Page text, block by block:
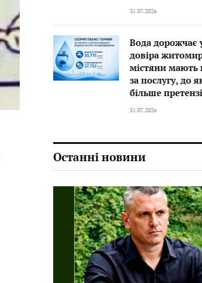
31.07.2026
Вода дорожчає
довіра
містяни мають
за послугу, до
більше
31.07.2026
Останні новини